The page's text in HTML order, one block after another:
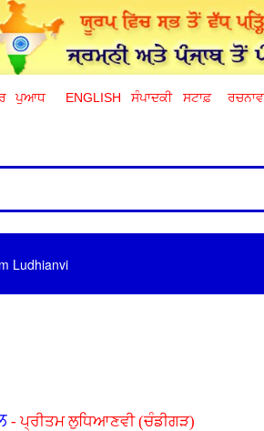
ਪੁਆਧ ENGLISH ਸੰਪਾਦਕੀ ਸਟਾਫ਼
Ludhianvi
- ਪ੍ਰੀਤਮ ਲੁਧਿਆਣਵੀ (ਚੰਡੀਗੜ)